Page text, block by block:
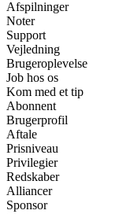
Afspilninger
Noter
Support
Vejledning
Brugeroplevelse
Job hos os
Kom med et tip
Abonnent
Brugerprofil
Aftale
Prisniveau
Privilegier
Redskaber
Alliancer
Sponsor